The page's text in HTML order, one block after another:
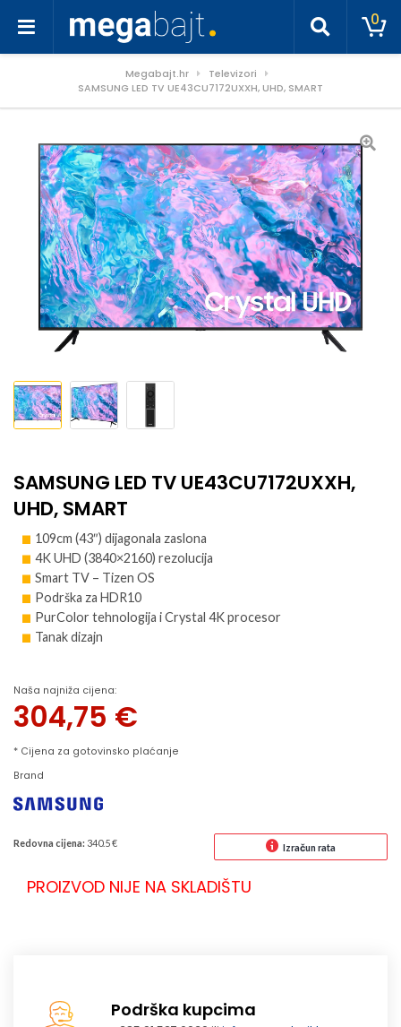
0
Megabajt.hr
Televizori
SAMSUNG LED TV UE43CU7172UXXH, UHD, SMART
SAMSUNG LED TV UE43CU7172UXXH,
UHD, SMART
109cm (43″) dijagonala zaslona
4K UHD (3840×2160) rezolucija
Smart TV – Tizen OS
Podrška za HDR10
PurColor tehnologija i Crystal 4K procesor
Tanak dizajn
Naša najniža cijena:
304,75 €
* Cijena za gotovinsko plaćanje
Brand
Redovna cijena: 340.5 € Izračun rata
PROIZVOD NIJE NA SKLADIŠTU
Podrška kupcima